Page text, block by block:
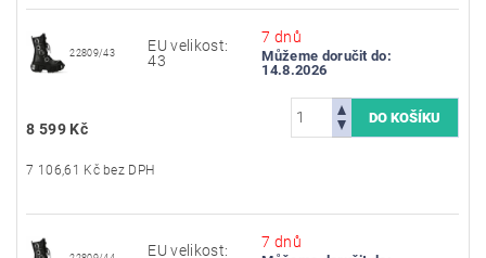
22809/43
EU velikost:
43
7 dnů
Můžeme doručit do:
14.8.2026
8 599 Kč
7 106,61 Kč bez DPH
EU velikost:
7 dnů